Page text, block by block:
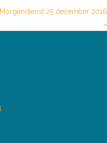
Morgendienst 25 december 2016
»